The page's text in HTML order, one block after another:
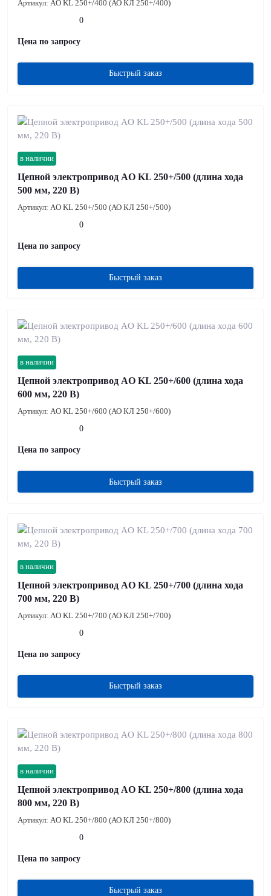
Артикул: AO KL 250+/400 (АО КЛ 250+/400)
0
Цена по запросу
Быстрый заказ
в наличии
Цепной электропривод AO KL 250+/500 (длина хода
500 мм, 220 В)
Артикул: AO KL 250+/500 (АО КЛ 250+/500)
0
Цена по запросу
Быстрый заказ
в наличии
Цепной электропривод AO KL 250+/600 (длина хода
600 мм, 220 В)
Артикул: AO KL 250+/600 (АО КЛ 250+/600)
0
Цена по запросу
Быстрый заказ
в наличии
Цепной электропривод AO KL 250+/700 (длина хода
700 мм, 220 В)
Артикул: AO KL 250+/700 (АО КЛ 250+/700)
0
Цена по запросу
Быстрый заказ
в наличии
Цепной электропривод AO KL 250+/800 (длина хода
800 мм, 220 В)
Артикул: AO KL 250+/800 (АО КЛ 250+/800)
0
Цена по запросу
Быстрый заказ